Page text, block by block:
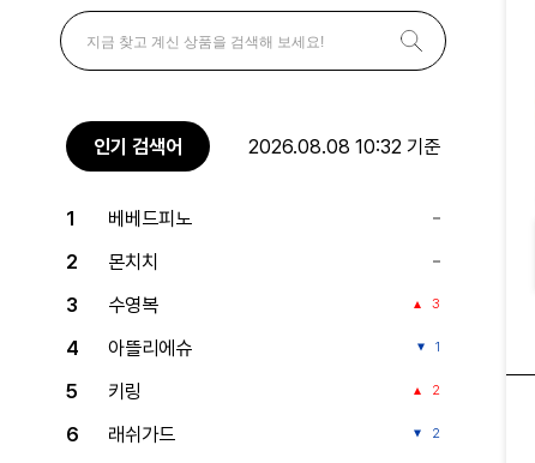
인기 검색어 2026.08.08 10:32 기준
1
베베드피노
2
몬치치
3
수영복 3
4 아뜰리에슈 1
5 키링 2
6 래쉬가드 2